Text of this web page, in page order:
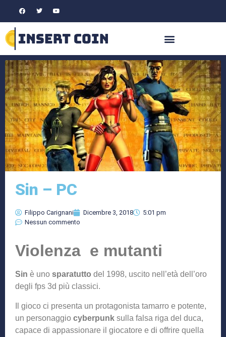
Sin – PC
Filippo Carignani Dicembre 3, 2018
5:01 pm
Nessun commento
Violenza e mutanti
Sin è uno sparatutto del 1998, uscito nell’età dell’oro
degli fps 3d più classici.
Il gioco ci presenta un protagonista tamarro e potente,
un personaggio cyberpunk sulla falsa riga del duca,
capace di appassionare il giocatore e di offrire quella